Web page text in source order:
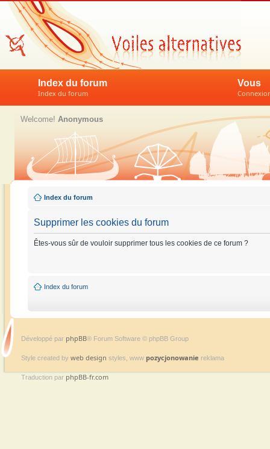
Index du forum
Index du forum
Vous
Welcome! Anonymous
Index du forum
Supprimer les cookies du forum
Êtes-vous sûr de vouloir supprimer tous les cookies de ce forum ?
Index du forum
Développé par phpBB® Forum Software © phpBB Group
Style created by web design styles, www pozycjonowanie reklama
Traduction par phpBB-fr.com